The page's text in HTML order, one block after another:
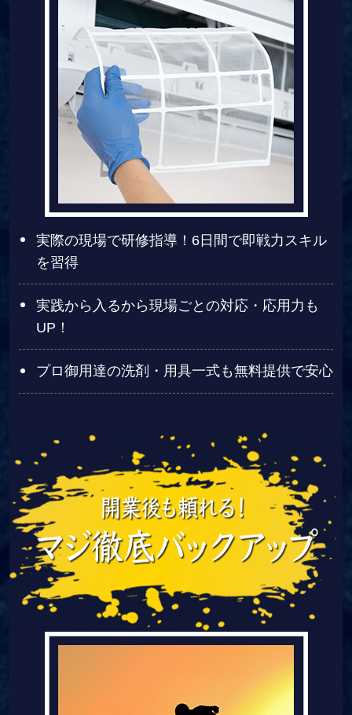
実際の現場で研修指導！6日間で即戦力スキル
を習得
実践から入るから現場ごとの対応・応用力も
UP！
プロ御用達の洗剤・用具一式も無料提供で安心